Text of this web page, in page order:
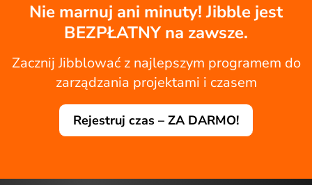
Nie marnuj ani minuty! Jibble jest
BEZPŁATNY na zawsze.
Zacznij Jibblować z najlepszym programem do
zarządzania projektami i czasem
Rejestruj czas – ZA DARMO!